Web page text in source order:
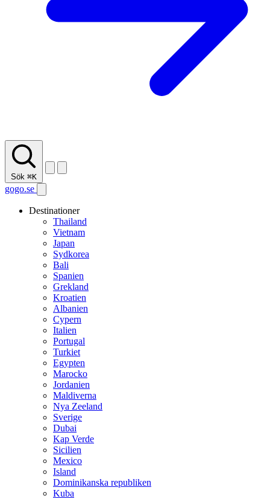
Sök ⌘K
gogo.se
Destinationer
Thailand
Vietnam
Japan
Sydkorea
Bali
Spanien
Grekland
Kroatien
Albanien
Cypern
Italien
Portugal
Turkiet
Egypten
Marocko
Jordanien
Maldiverna
Nya Zeeland
Sverige
Dubai
Kap Verde
Sicilien
Mexico
Island
Dominikanska republiken
Kuba